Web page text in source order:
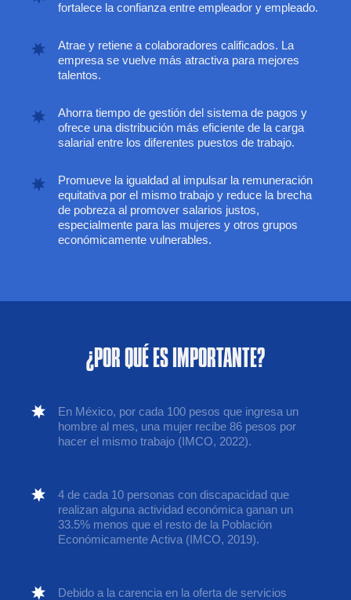
fortalece la confianza entre empleador y empleado.
Atrae y retiene a colaboradores calificados. La
empresa se vuelve más atractiva para mejores
talentos.
Ahorra tiempo de gestión del sistema de pagos y
ofrece una distribución más eficiente de la carga
salarial entre los diferentes puestos de trabajo.
Promueve la igualdad al impulsar la remuneración
equitativa por el mismo trabajo y reduce la brecha
de pobreza al promover salarios justos,
especialmente para las mujeres y otros grupos
económicamente vulnerables.
¿POR QUÉ ES IMPORTANTE?
En México, por cada 100 pesos que ingresa un
hombre al mes, una mujer recibe 86 pesos por
hacer el mismo trabajo (IMCO, 2022).
4 de cada 10 personas con discapacidad que
realizan alguna actividad económica ganan un
33.5% menos que el resto de la Población
Económicamente Activa (IMCO, 2019).
Debido a la carencia en la oferta de servicios